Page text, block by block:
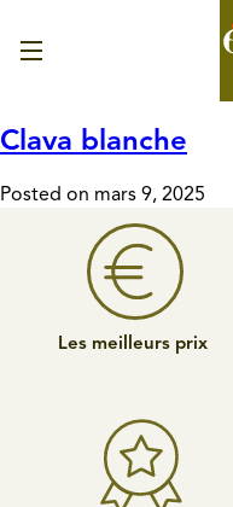
Clava blanche
Posted on mars 9, 2025
Les meilleurs prix